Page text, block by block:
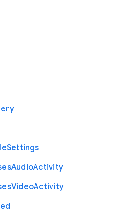
Settings
AudioActivity
VideoActivity